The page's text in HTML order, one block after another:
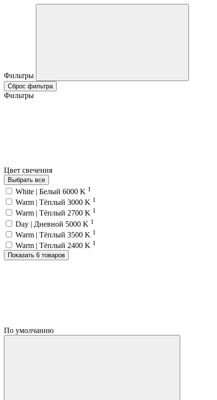
Фильтры
Сброс фильтра
Фильтры
Цвет свечения
Выбрать все
White | Белый 6000 K 1
Warm | Тёплый 3000 K 1
Warm | Тёплый 2700 K 1
Day | Дневной 5000 K 1
Warm | Тёплый 3500 K 1
Warm | Тёплый 2400 K 1
Показать 6 товаров
По умолчанию